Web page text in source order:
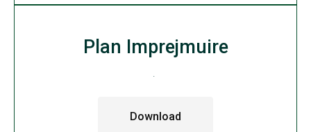
Plan Imprejmuire
.
Download